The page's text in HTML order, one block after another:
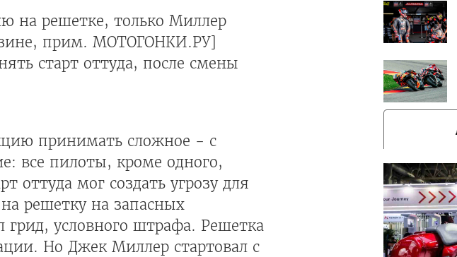
на решетке, только Миллер
прим. МОТОГОНКИ.РУ]
старт оттуда, после смены
принимать сложное - с
все пилоты, кроме одного,
оттуда мог создать угрозу для
решетку на запасных
условного штрафа. Решетка
Но Джек Миллер стартовал с